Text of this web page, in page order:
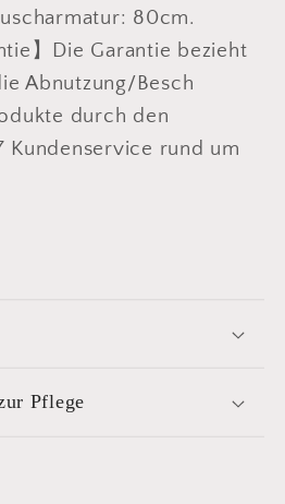
80cm.
】Die Garantie bezieht
Abnutzung/Besch
durch den
Kundenservice rund um
Pflege